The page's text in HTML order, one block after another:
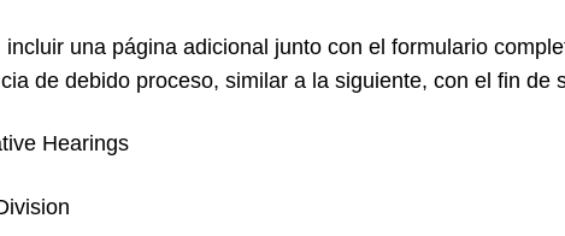
una página adicional junto con el formulario
de debido proceso, similar a la siguiente, con el fin de
Hearings